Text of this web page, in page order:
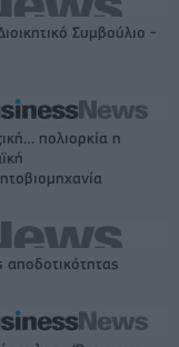
Συμβούλιο -
πολιορκία η